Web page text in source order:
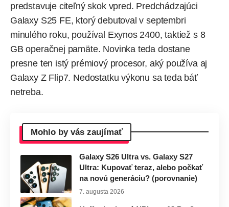
predstavuje citeľný skok vpred. Predchádzajúci
Galaxy S25 FE, ktorý debutoval v septembri
minulého roku, používal Exynos 2400, taktiež s 8
GB operačnej pamäte. Novinka teda dostane
presne ten istý prémiový procesor, aký používa aj
Galaxy Z Flip7. Nedostatku výkonu sa teda báť
netreba.
Mohlo by vás zaujímať
Galaxy S26 Ultra vs. Galaxy S27
Ultra: Kupovať teraz, alebo počkať
na novú generáciu? (porovnanie)
7. augusta 2026